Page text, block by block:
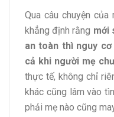
Qua câu chuyện
khẳng định rằng mới
an toàn thì nguy
cả khi người mẹ
thực tế, không chỉ
khác cũng lâm vào
phải mẹ nào cũng